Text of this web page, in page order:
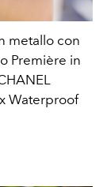
metallo con
Première in
Waterproof